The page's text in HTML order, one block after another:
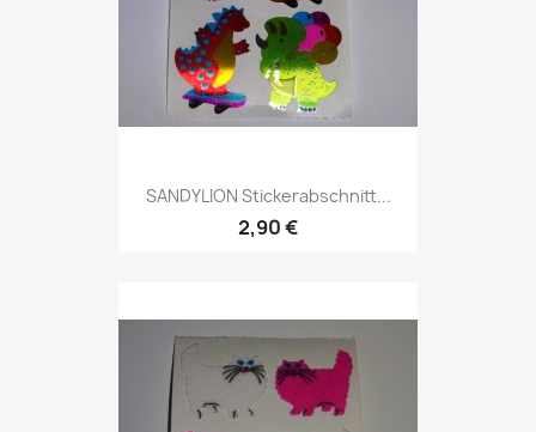
SANDYLION Stickerabschnitt...
2,90 €